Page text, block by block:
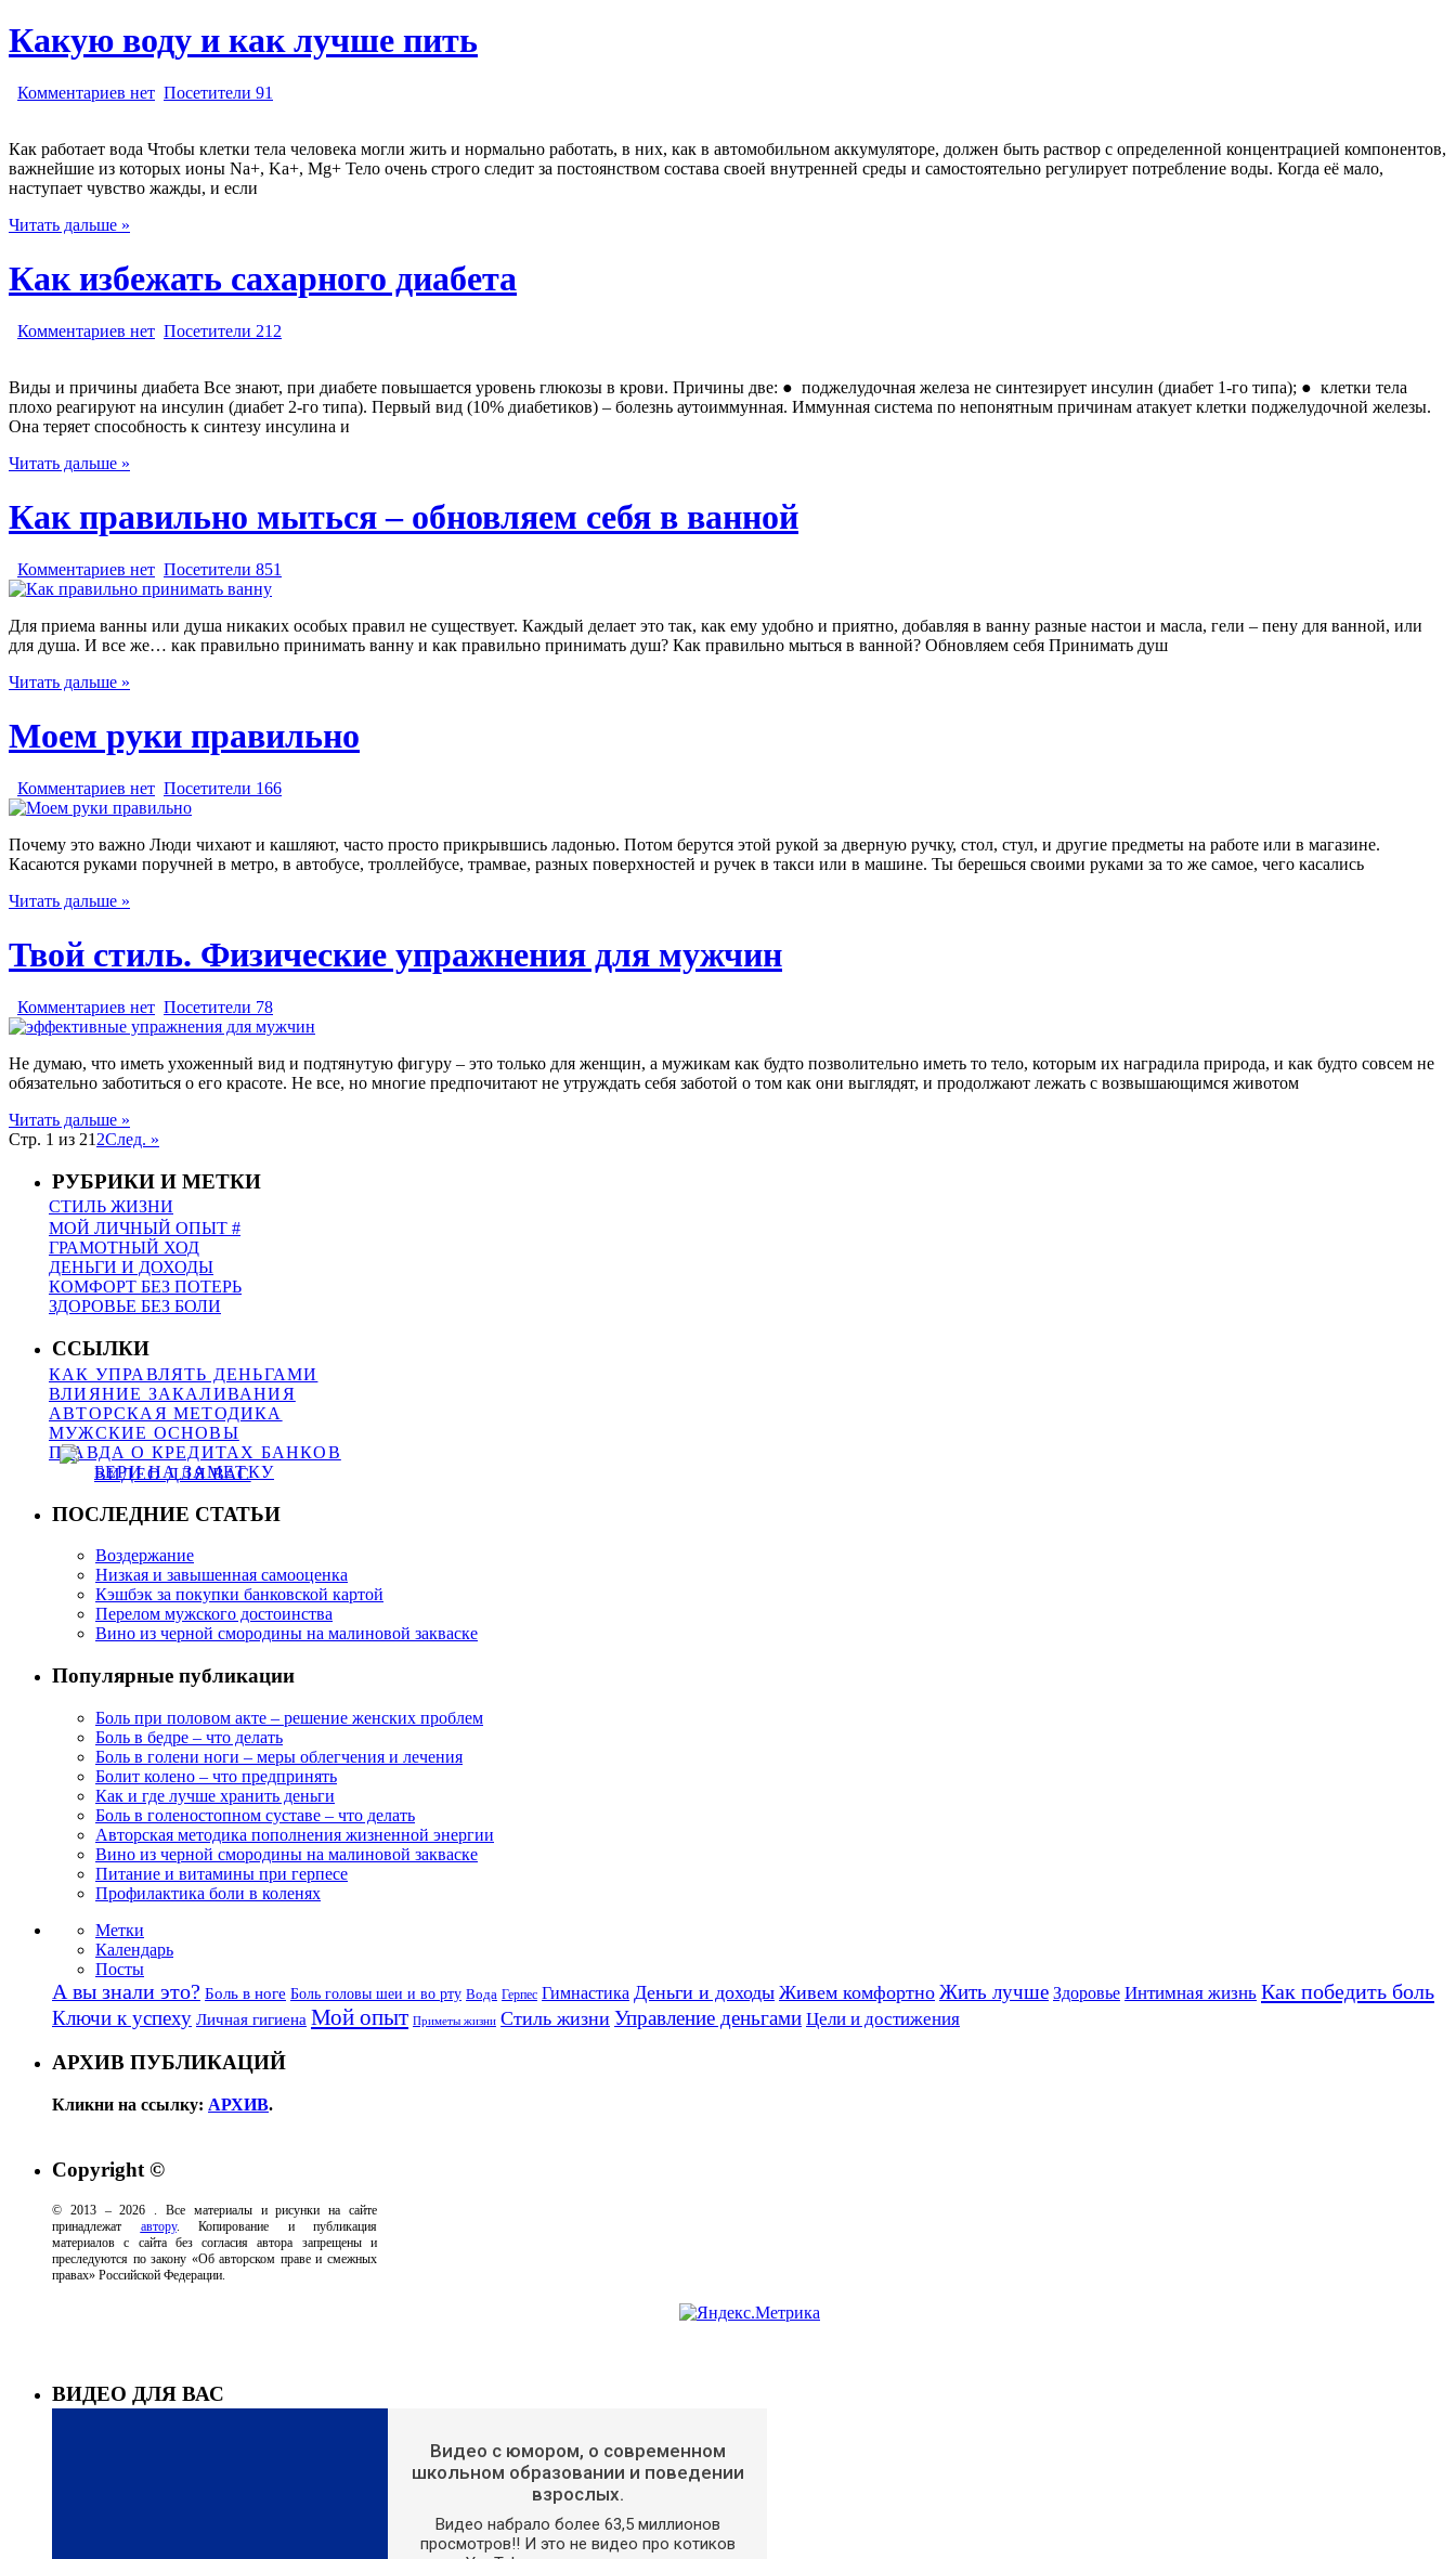
Какую воду и как лучше пить
Комментариев нет Посетители 91
Как работает вода Чтобы клетки тела человека могли жить и нормально работать, в них, как в автомобильном аккумуляторе, должен быть раствор с определенной концентрацией компонентов,
важнейшие из которых ионы Na+, Ka+, Mg+ Тело очень строго следит за постоянством состава своей внутренней среды и самостоятельно регулирует потребление воды. Когда её мало,
наступает чувство жажды, и если
Читать дальше »
Как избежать сахарного диабета
Комментариев нет Посетители 212
Виды и причины диабета Все знают, при диабете повышается уровень глюкозы в крови. Причины две: ● поджелудочная железа не синтезирует инсулин (диабет 1-го типа); ● клетки тела
плохо реагируют на инсулин (диабет 2-го типа). Первый вид (10% диабетиков) – болезнь аутоиммунная. Иммунная система по непонятным причинам атакует клетки поджелудочной железы.
Она теряет способность к синтезу инсулина и
Читать дальше »
Как правильно мыться – обновляем себя в ванной
Комментариев нет Посетители 851
Для приема ванны или душа никаких особых правил не существует. Каждый делает это так, как ему удобно и приятно, добавляя в ванну разные настои и масла, гели – пену для ванной, или
для душа. И все же… как правильно принимать ванну и как правильно принимать душ? Как правильно мыться в ванной? Обновляем себя Принимать душ
Читать дальше »
Моем руки правильно
Комментариев нет Посетители 166
Почему это важно Люди чихают и кашляют, часто просто прикрывшись ладонью. Потом берутся этой рукой за дверную ручку, стол, стул, и другие предметы на работе или в магазине.
Касаются руками поручней в метро, в автобусе, троллейбусе, трамвае, разных поверхностей и ручек в такси или в машине. Ты берешься своими руками за то же самое, чего касались
Читать дальше »
Твой стиль. Физические упражнения для мужчин
Комментариев нет Посетители 78
Не думаю, что иметь ухоженный вид и подтянутую фигуру – это только для женщин, а мужикам как будто позволительно иметь то тело, которым их наградила природа, и как будто совсем не
обязательно заботиться о его красоте. Не все, но многие предпочитают не утруждать себя заботой о том как они выглядят, и продолжают лежать с возвышающимся животом
Читать дальше »
Стр. 1 из 21 2След. »
РУБРИКИ И МЕТКИ
СТИЛЬ ЖИЗНИ
МОЙ ЛИЧНЫЙ ОПЫТ #
ГРАМОТНЫЙ ХОД
ДЕНЬГИ И ДОХОДЫ
КОМФОРТ БЕЗ ПОТЕРЬ
ЗДОРОВЬЕ БЕЗ БОЛИ
ССЫЛКИ
КАК УПРАВЛЯТЬ ДЕНЬГАМИ
ВЛИЯНИЕ ЗАКАЛИВАНИЯ
АВТОРСКАЯ МЕТОДИКА
МУЖСКИЕ ОСНОВЫ
ПРАВДА О КРЕДИТАХ БАНКОВ
БЕРИ НА ЗАМЕТКУ
ВИДЕО ДЛЯ ВАС
ПОСЛЕДНИЕ СТАТЬИ
Воздержание
Низкая и завышенная самооценка
Кэшбэк за покупки банковской картой
Перелом мужского достоинства
Вино из черной смородины на малиновой закваске
Популярные публикации
Боль при половом акте – решение женских проблем
Боль в бедре – что делать
Боль в голени ноги – меры облегчения и лечения
Болит колено – что предпринять
Как и где лучше хранить деньги
Боль в голеностопном суставе – что делать
Авторская методика пополнения жизненной энергии
Вино из черной смородины на малиновой закваске
Питание и витамины при герпесе
Профилактика боли в коленях
Метки
Календарь
Посты
А вы знали это? Боль в ноге Боль головы шеи и во рту Вода Герпес Гимнастика Деньги и доходы Живем комфортно Жить лучше Здоровье Интимная жизнь Как победить боль
Ключи к успеху Личная гигиена Мой опыт Приметы жизни Стиль жизни Управление деньгами Цели и достижения
АРХИВ ПУБЛИКАЦИЙ
Кликни на ссылку: АРХИВ.
Copyright ©
© 2013 –2026 . Все материалы и рисунки на сайте
принадлежат автору. Копирование и публикация
материалов с сайта без согласия автора запрещены и
преследуются по закону «Об авторском праве и смежных
правах» Российской Федерации.
ВИДЕО ДЛЯ ВАС
Видео с юмором, о современном
школьном образовании и поведении
взрослых.
Видео набрало более 63,5 миллионов
просмотров!! И это не видео про котиков